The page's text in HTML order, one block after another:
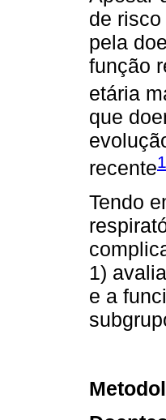
de
pela
função
etária
que
recente
Tendo
1)
e a